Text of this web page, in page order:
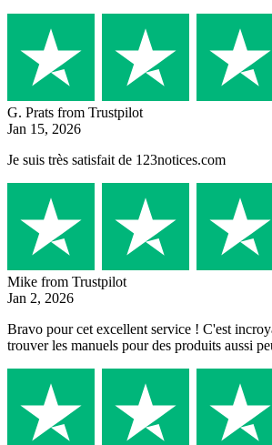
G. Prats from Trustpilot
Jan 15, 2026
Je suis très satisfait de 123notices.com
Mike from Trustpilot
Jan 2, 2026
Bravo pour cet excellent service ! C'est
trouver les manuels pour des produits aussi